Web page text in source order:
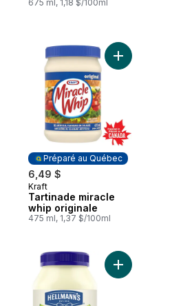
675 ml, 1,18 $/100ml
Préparé au Québec
6,49 $
Préparé au Québec
Kraft
Tartinade miracle
whip originale
475 ml, 1,37 $/100ml
Ajouter
Ajouter